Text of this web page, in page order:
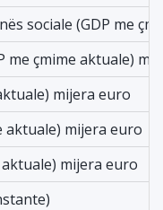
sociale (GDP me
me çmime aktuale)
mijera euro
aktuale) mijera euro
mijera euro